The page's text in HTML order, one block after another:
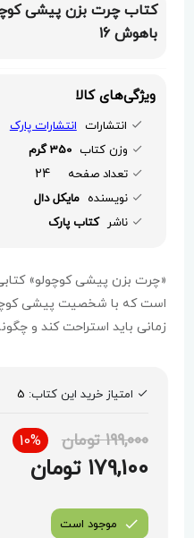
کتاب چرت بزن پیشی
باهوش 16
ویژگی‌های کالا
انتشارات انتشارات پارک
وزن کتاب 350 گرم
تعداد صفحه
24
نویسنده مایکل دال
ناشر کتاب پارک
است که با شخصیت پیشی
زمانی باید استراحت کند و
امتیاز خرید این کتاب: 5
199,000 تومان 10%
179,100 تومان
موجود است